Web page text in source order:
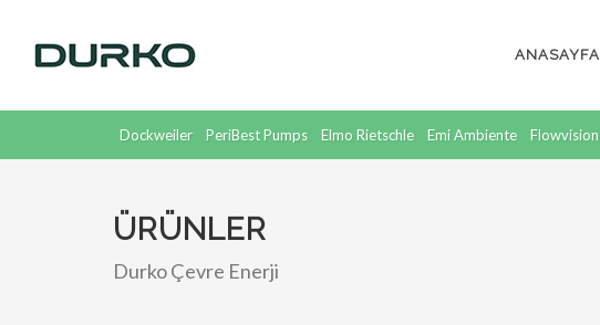
ANASAYFA
Dockweiler PeriBest Pumps Elmo Rietschle Emi Ambiente Flowvision
ÜRÜNLER
Durko Çevre Enerji